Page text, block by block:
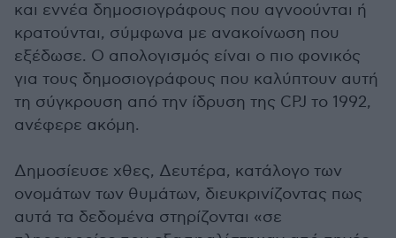
και εννέα δημοσιογράφους που αγνοούνται ή
κρατούνται, σύμφωνα με ανακοίνωση που
εξέδωσε. Ο απολογισμός είναι ο πιο φονικός
για τους δημοσιογράφους που καλύπτουν αυτή
τη σύγκρουση από την ίδρυση της CPJ το 1992,
ανέφερε ακόμη.
Δημοσίευσε χθες, Δευτέρα, κατάλογο των
ονομάτων των θυμάτων, διευκρινίζοντας πως
αυτά τα δεδομένα στηρίζονται «σε